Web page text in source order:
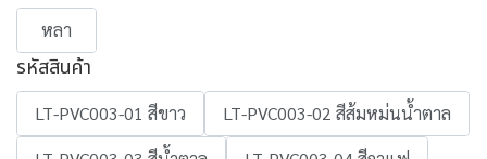
หลา
รหัสสินค้า
LT-PVC003-01 สีขาว
LT-PVC003-02 สีส้มหม่นน้ำตาล